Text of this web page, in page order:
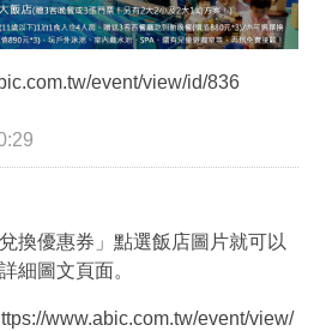
event/view/id/836
換優惠券」點選飯店圖片就可以
細圖文頁面。
www.abic.com.tw/event/view/